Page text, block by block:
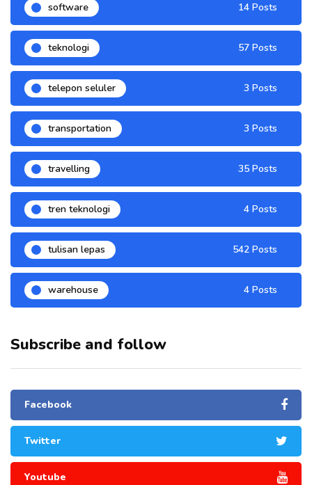
software 14 Posts
teknologi 57 Posts
telepon seluler 3 Posts
transportation 3 Posts
travelling 35 Posts
tren teknologi 4 Posts
tulisan lepas 542 Posts
warehouse 4 Posts
Subscribe and follow
Facebook
Twitter
Youtube